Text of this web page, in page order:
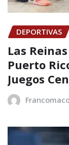
DEPORTIVAS
Las
Puerto
Juegos